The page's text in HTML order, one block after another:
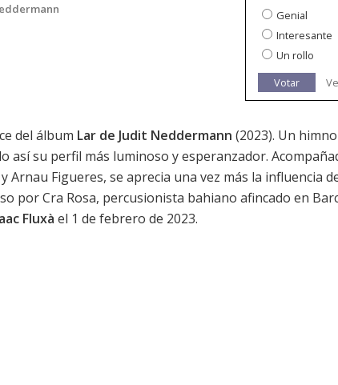
Genial
Interesante
Un rollo
Votar
del álbum Lar de Judit Neddermann (2023). Un
así su perfil más luminoso y esperanzador.
Arnau Figueres, se aprecia una vez más la influencia
por Cra Rosa, percusionista bahiano afincado en
Fluxà el 1 de febrero de 2023.